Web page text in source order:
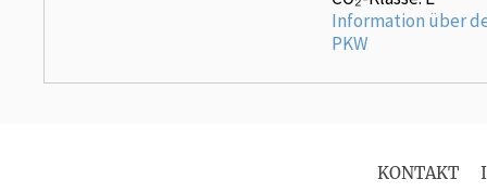
Information über
PKW
KONTAKT